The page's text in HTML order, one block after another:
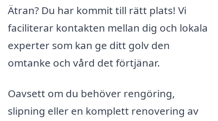
Ätran? Du har kommit till rätt plats! Vi
faciliterar kontakten mellan dig och lokala
experter som kan ge ditt golv den
omtanke och vård det förtjänar.
Oavsett om du behöver rengöring,
slipning eller en komplett renovering av